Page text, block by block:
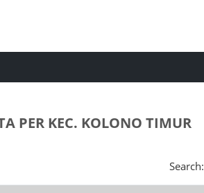
PER KEC. KOLONO TIMUR
Search: